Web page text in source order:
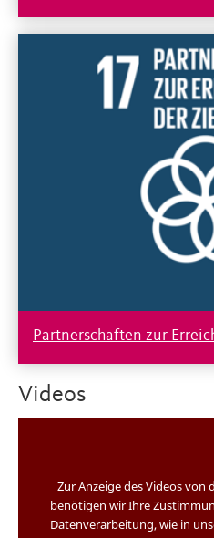
Partnerschaften zur
Videos
Zur Anzeige des Videos von
benötigen wir Ihre
Datenverarbeitung, wie in